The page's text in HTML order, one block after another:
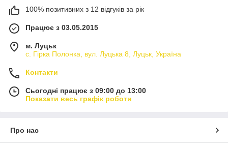
100% позитивних з 12 відгуків за рік
Працює з 03.05.2015
м. Луцьк
с. Гірка Полонка, вул. Луцька 8, Луцьк, Україна
Контакти
Сьогодні працює з 09:00 до 13:00
Показати весь графік роботи
Про нас